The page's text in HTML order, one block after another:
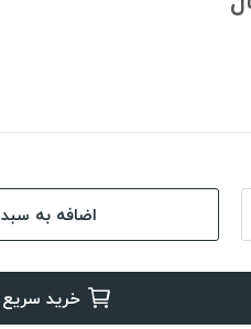
اضافه به سبد
خرید سریع